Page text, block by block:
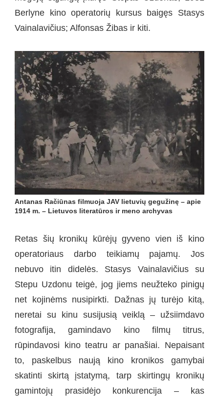
Berlyne kino operatorių kursus baigęs Stasys
Vainalavičius; Alfonsas Žibas ir kiti.
Antanas Račiūnas filmuoja JAV lietuvių gegužinę – apie
1914 m. – Lietuvos literatūros ir meno archyvas
Retas šių kronikų kūrėjų gyveno vien iš kino
operatoriaus darbo teikiamų pajamų. Jos
nebuvo itin didelės. Stasys Vainalavičius su
Stepu Uzdonu teigė, jog jiems neužteko pinigų
net kojinėms nusipirkti. Dažnas jų turėjo kitą,
neretai su kinu susijusią veiklą – užsiimdavo
fotografija, gamindavo kino filmų titrus,
rūpindavosi kino teatru ar panašiai. Nepaisant
to, paskelbus naują kino kronikos gamybai
skatinti skirtą įstatymą, tarp skirtingų kronikų
gamintojų prasidėjo konkurencija – kas